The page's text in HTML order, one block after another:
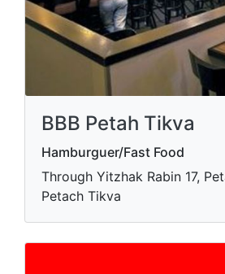
BBB Petah Tikva
Hamburguer/Fast Food
Through Yitzhak Rabin 17,
Petach Tikva